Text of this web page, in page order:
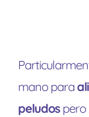
mano para
peludos pero